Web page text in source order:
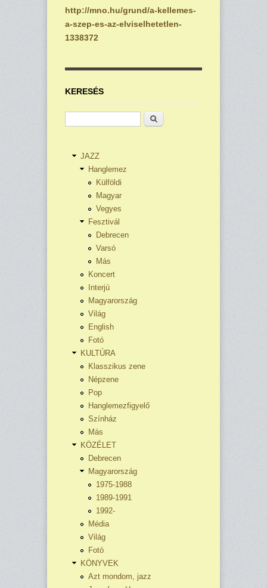
http://mno.hu/grund/a-kellemes-
a-szep-es-az-elviselhetetlen-
1338372
KERESÉS
Keresés
JAZZ
Hanglemez
Külföldi
Magyar
Vegyes
Fesztivál
Debrecen
Varsó
Más
Koncert
Interjú
Magyarország
Világ
English
Fotó
KULTÚRA
Klasszikus zene
Népzene
Pop
Hanglemezfigyelő
Színház
Más
KÖZÉLET
Debrecen
Magyarország
1975-1988
1989-1991
1992-
Média
Világ
Fotó
KÖNYVEK
Azt mondom, jazz